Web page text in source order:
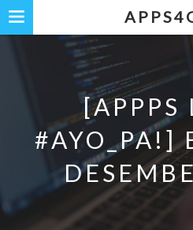
[APPPS
#AYO_PA!]